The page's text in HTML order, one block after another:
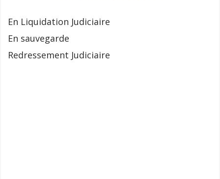
En Liquidation Judiciaire
En sauvegarde
Redressement Judiciaire